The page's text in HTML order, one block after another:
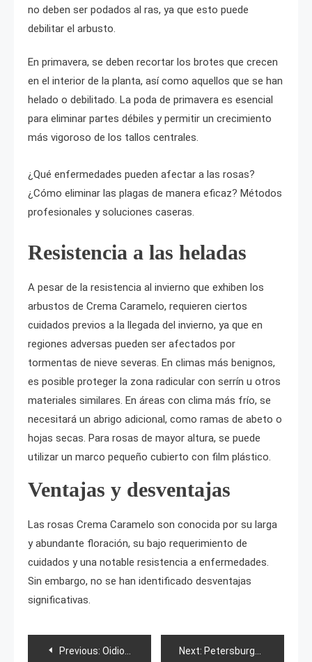
no deben ser podados al ras, ya que esto puede
debilitar el arbusto.
En primavera, se deben recortar los brotes que crecen
en el interior de la planta, así como aquellos que se han
helado o debilitado. La poda de primavera es esencial
para eliminar partes débiles y permitir un crecimiento
más vigoroso de los tallos centrales.
¿Qué enfermedades pueden afectar a las rosas?
¿Cómo eliminar las plagas de manera eficaz? Métodos
profesionales y soluciones caseras.
Resistencia a las heladas
A pesar de la resistencia al invierno que exhiben los
arbustos de Crema Caramelo, requieren ciertos
cuidados previos a la llegada del invierno, ya que en
regiones adversas pueden ser afectados por
tormentas de nieve severas. En climas más benignos,
es posible proteger la zona radicular con serrín u otros
materiales similares. En áreas con clima más frío, se
necesitará un abrigo adicional, como ramas de abeto o
hojas secas. Para rosas de mayor altura, se puede
utilizar un marco pequeño cubierto con film plástico.
Ventajas y desventajas
Las rosas Crema Caramelo son conocida por su larga
y abundante floración, su bajo requerimiento de
cuidados y una notable resistencia a enfermedades.
Sin embargo, no se han identificado desventajas
significativas.
PostPrevious: Oidio en calabacines: descripción y tratamiento Next: Petersburgo Sphynx (Peterbold)